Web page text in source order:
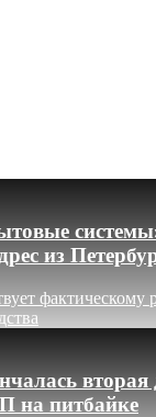
из
вторая
на питбайке